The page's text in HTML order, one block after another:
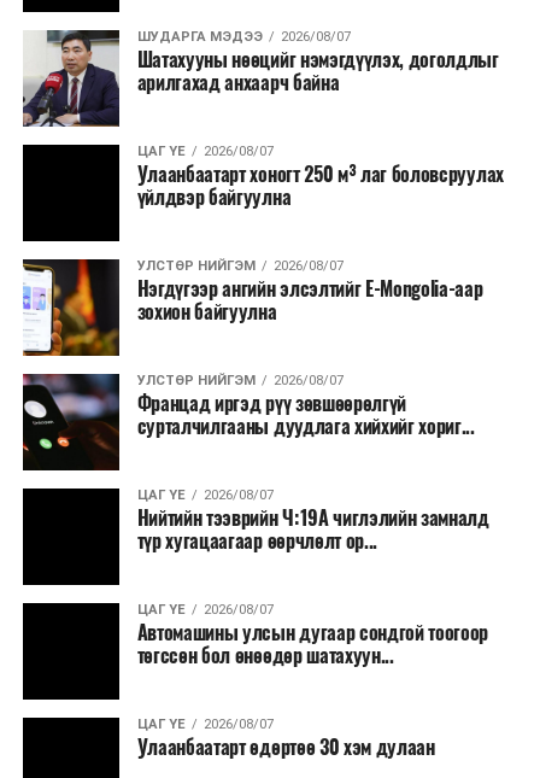
онд зохион байгуулагдсан. Түүнээс хойш жил бүр
тасралтгүй зохион байгуулагдаж ирсэн бөгөөд АНУ-
ын Эх орончдын өдөрт зориулан дөрөвдүгээр сарын
гурав дахь Даваа гаригт уламжлал болгон явуулдаг.
Олон улсын марафоны тэмцээнүүд дундаас нэр
хүндээрээ тэргүүлэх энэхүү уралдаанд оролцохын
тулд гүйгчид тодорхой босго хугацаа давсан байх
шаардлагатай нь онцлог юм.
ШУДАРГА МЭДЭЭ 2026/08/07
Шатахууны нөөцийг нэмэгдүүлэх, доголдлыг
арилгахад анхаарч байна
ЦАГ ҮЕ 2026/08/07
Улаанбаатарт хоногт 250 м³ лаг боловсруулах
үйлдвэр байгуулна
УЛСТӨР НИЙГЭМ 2026/08/07
Нэгдүгээр ангийн элсэлтийг E-Mongolia-аар
зохион байгуулна
УЛСТӨР НИЙГЭМ 2026/08/07
Францад иргэд рүү зөвшөөрөлгүй
сурталчилгааны дуудлага хийхийг хориг...
ЦАГ ҮЕ 2026/08/07
Нийтийн тээврийн Ч:19А чиглэлийн замналд
түр хугацаагаар өөрчлөлт ор...
ЦАГ ҮЕ 2026/08/07
Автомашины улсын дугаар сондгой тоогоор
төгссөн бол өнөөдөр шатахуун...
ЦАГ ҮЕ 2026/08/07
Улаанбаатарт өдөртөө 30 хэм дулаан